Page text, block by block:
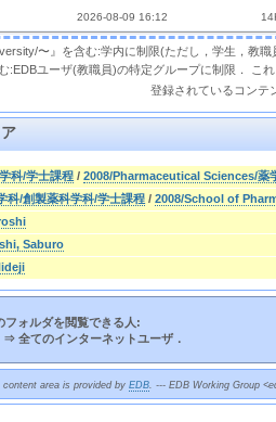
2026-08-09 16:12
〜』を含む:学内に制限(ただし，学生，教
:EDBユーザ(教職員)の特定グループに制限． こ
登録されているコンテ
科/学士課程 / 2008/Pharmaceutical Sciences/
科/創製薬科学科/学士課程 / 2008/School of
Saburo
ォルダを閲覧できる人:
⇒ 全てのインターネットユーザ．
content area is provided by EDB. --- EDB Working Group